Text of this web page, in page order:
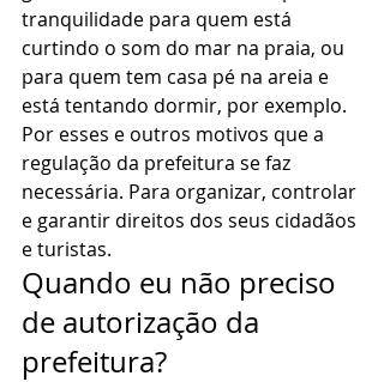
tranquilidade para quem está
curtindo o som do mar na praia, ou
para quem tem casa pé na areia e
está tentando dormir, por exemplo.
Por esses e outros motivos que a
regulação da prefeitura se faz
necessária. Para organizar, controlar
e garantir direitos dos seus cidadãos
e turistas.
Quando eu não preciso
de autorização da
prefeitura?